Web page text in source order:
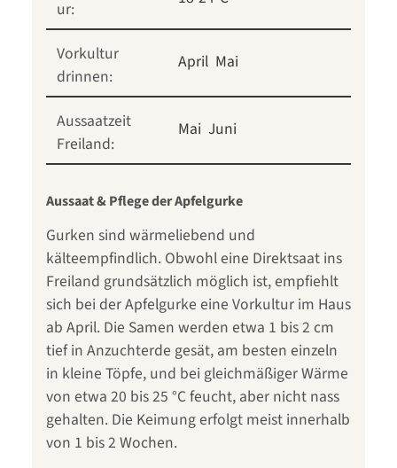
ur:
Vorkultur
drinnen:
April Mai
Aussaatzeit
Freiland:
Mai Juni
Aussaat & Pflege der Apfelgurke
Gurken sind wärmeliebend und
kälteempfindlich. Obwohl eine Direktsaat ins
Freiland grundsätzlich möglich ist, empfiehlt
sich bei der Apfelgurke eine Vorkultur im Haus
ab April. Die Samen werden etwa 1 bis 2 cm
tief in Anzuchterde gesät, am besten einzeln
in kleine Töpfe, und bei gleichmäßiger Wärme
von etwa 20 bis 25 °C feucht, aber nicht nass
gehalten. Die Keimung erfolgt meist innerhalb
von 1 bis 2 Wochen.